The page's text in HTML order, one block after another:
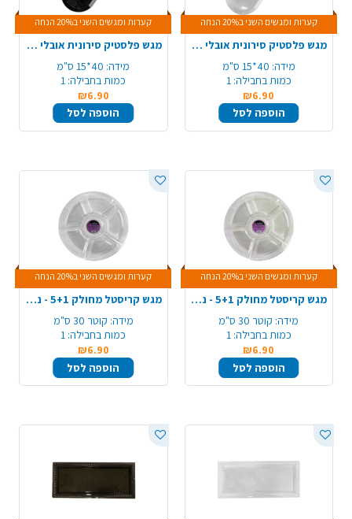
קערות ומגשים השני ב20% הנחה
מגש פלסטיק סירונית אובלי 40*15 ס"מ - לבן
מידה: 40*15 ס"מ
כמות בחבילה: 1
₪6.90
הוספה לסל
קערות ומגשים השני ב20% הנחה
מגש פלסטיק סירונית אובלי 40*15 ס"מ - שחור
מידה: 40*15 ס"מ
כמות בחבילה: 1
₪6.90
הוספה לסל
קערות ומגשים השני ב20% הנחה
מגש קריסטל מחולק 5+1 - ניצוצות זהב
מידה: קוטר 30 ס"מ
כמות בחבילה: 1
₪6.90
הוספה לסל
קערות ומגשים השני ב20% הנחה
מגש קריסטל מחולק 5+1 - ניצוצות כסף
מידה: קוטר 30 ס"מ
כמות בחבילה: 1
₪6.90
הוספה לסל